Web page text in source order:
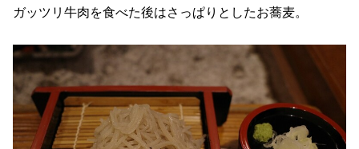
ガッツリ牛肉を食べた後はさっぱりとしたお蕎麦。